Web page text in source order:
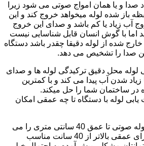
صدا و یا همان امواج صوتی می شود زیرا
باز شده لوله میخواهد خروج کند و این
زیاد یا کم باشد و صدای این خروج
اما با گوش انسان قابل شناسایی نیست
شده از لوله دقیقا چقدر باشد دستگاه
صدا را تشخیص می دهد.
محل دقیق ترکیدگی لوله ها و صدای
شدن آب پیدا می کند و با کمترین
در ساختمان شما را حل میکند.
لوله با دستگاه تا چه عمقی امکان
دستگاه های نشت یابی لوله صوتی تا عمق 40 سانتی متری را می
توانند نشت یابی کنند و برای عمقی بالاتر از 40 سانت مناسب